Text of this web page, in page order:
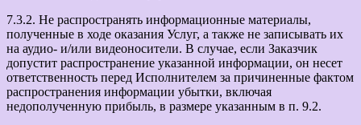
7.3.2. Не распространять информационные материалы,
полученные в ходе оказания Услуг, а также не записывать их
на аудио- и/или видеоносители. В случае, если Заказчик
допустит распространение указанной информации, он несет
ответственность перед Исполнителем за причиненные фактом
распространения информации убытки, включая
недополученную прибыль, в размере указанным в п. 9.2.